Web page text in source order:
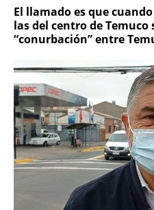
El llamado es que
las del centro de
“conurbación” entre